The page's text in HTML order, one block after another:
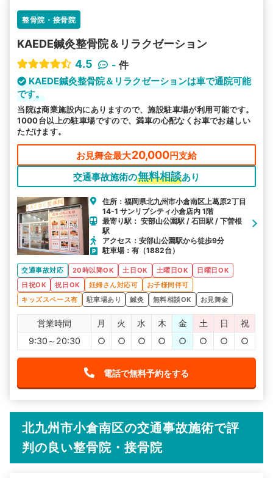
整骨院・接骨院
KAEDE鍼灸整骨院＆リラクゼーション
4.5
- 件
KAEDE鍼灸整骨院＆リラクゼーションは車で通院可能
です。
当院は商業施設内にありますので、施設駐車場が利用可能です。
1000台以上の駐車場ですので、満車の心配なくお車でお越しい
ただけます。
お見舞金最大20,000円支給
交通事故施術の無料相談あり
住所：福岡県北九州市小倉南区上葛原2丁目
14-1 サンリブシティ小倉店内 1階
最寄り駅： 安部山公園駅 / 石田駅 / 下曽根
駅
アクセス：安部山公園駅から徒歩9分
駐車場：有（1882台）
交通事故対応 20時以降OK 土日OK 土曜日OK
日曜日OK
日祝OK
祝日OK 妊婦さん対応可
お子様同伴可
キッズスペース有
駐車場あり 鍼灸 無料相談OK お見舞金
営業時間 月 火 水 木 金 土 日
祝
9:30～20:30
○ ○ ○ ○ ○ ○ ○ ○
電話で無料予約をする
北九州市小倉南区の交通事故施術で評
判の良い整骨院・接骨院